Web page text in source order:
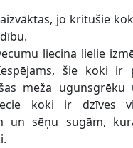
jo kritušie
liecina lielie
šie koki ir
meža
koki ir dzīves
un sēņu sugām,